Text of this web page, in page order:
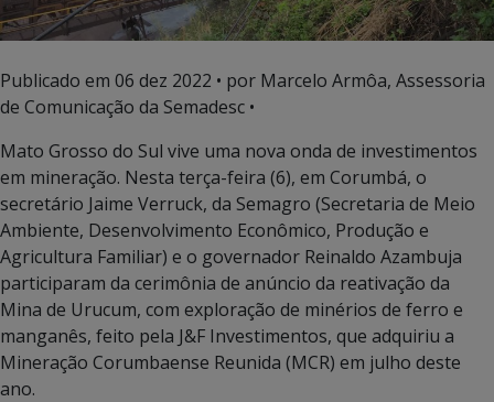
Publicado em 06 dez 2022 • por Marcelo Armôa, Assessoria
de Comunicação da Semadesc •
Mato Grosso do Sul vive uma nova onda de investimentos
em mineração. Nesta terça-feira (6), em Corumbá, o
secretário Jaime Verruck, da Semagro (Secretaria de Meio
Ambiente, Desenvolvimento Econômico, Produção e
Agricultura Familiar) e o governador Reinaldo Azambuja
participaram da cerimônia de anúncio da reativação da
Mina de Urucum, com exploração de minérios de ferro e
manganês, feito pela J&F Investimentos, que adquiriu a
Mineração Corumbaense Reunida (MCR) em julho deste
ano.